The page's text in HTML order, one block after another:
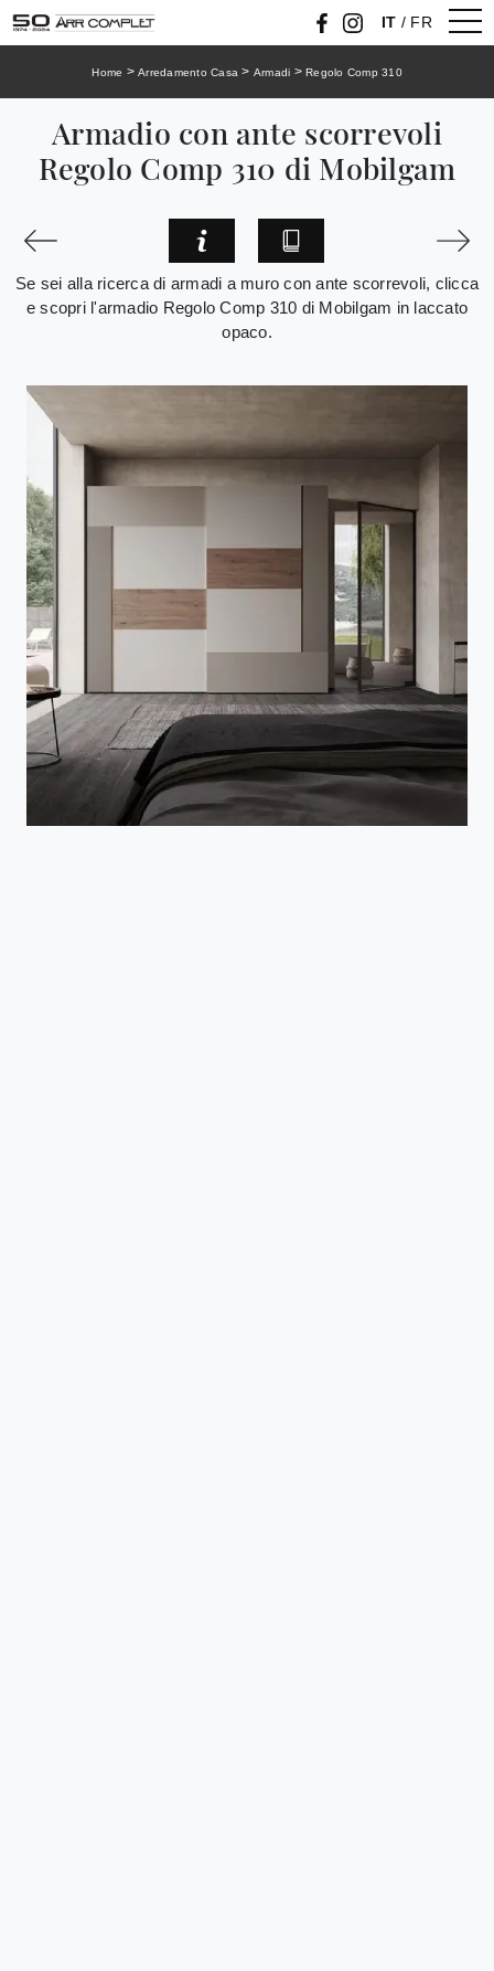
IT / FR
Home > Arredamento Casa > Armadi > Regolo Comp 310
Armadio con ante scorrevoli
Regolo Comp 310 di Mobilgam
Se sei alla ricerca di armadi a muro con ante scorrevoli, clicca
e scopri l'armadio Regolo Comp 310 di Mobilgam in laccato
opaco.